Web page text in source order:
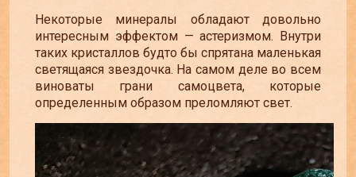
Некоторые минералы обладают довольно
интересным эффектом — астеризмом. Внутри
таких кристаллов будто бы спрятана маленькая
светящаяся звездочка. На самом деле во всем
виноваты грани самоцвета, которые
определенным образом преломляют свет.